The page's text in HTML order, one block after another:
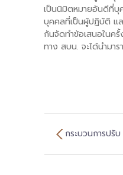
เป็นนิมิตหมายอันดีที่บุ
บุคคลที่เป็นผู้ปฏิบัติ แ
กันจัดทำข้อเสนอในครั้
ทาง สบน. จะได้นำมา
กระบวนการปรับ